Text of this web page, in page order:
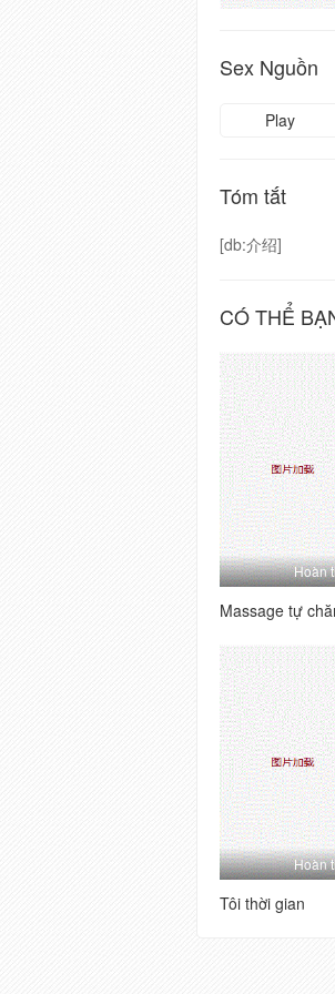
Sex Nguồn
Play
Tóm tắt
[db:介绍]
CÓ THỂ
Hoàn
Massage tự
Hoàn
Tôi thời gian